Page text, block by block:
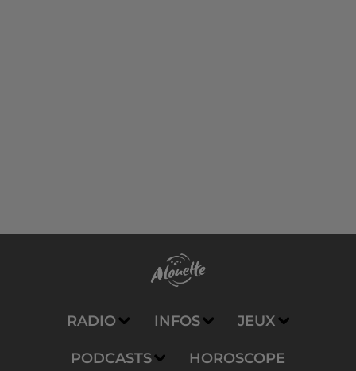
RADIO INFOS JEUX
PODCASTS HOROSCOPE